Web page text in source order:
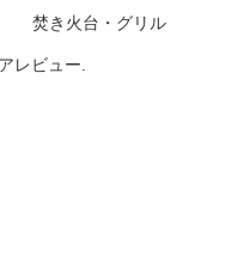
焚き火台・グリル
レビュー.